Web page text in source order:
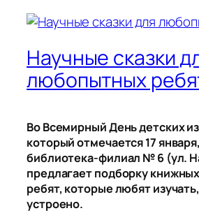
Научные сказки
любопытных
Во Всемирный День детских
который отмечается 17
библиотека-филиал № 6 (ул.
предлагает подборку
ребят, которые любят
устроено.